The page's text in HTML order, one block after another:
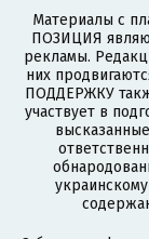
Материалы с
ПОЗИЦИЯ
рекламы.
них
ПОДДЕРЖКУ
участвует в